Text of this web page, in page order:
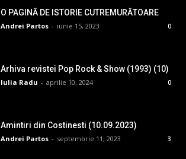
O PAGINĂ DE ISTORIE CUTREMURĂTOARE
Andrei Partos - iunie 15, 2023 0
Arhiva revistei Pop Rock & Show (1993) (10)
Iulia Radu - aprilie 10, 2024 0
Amintiri din Costinesti (10.09.2023)
Andrei Partos - septembrie 11, 2023 3